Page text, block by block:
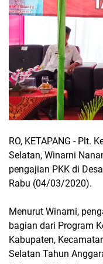
RO, KETAPANG - Plt.
Selatan, Winarni
pengajian PKK di
Rabu (04/03/2020).
Menurut Winarni,
bagian dari Program
Kabupaten,
Selatan Tahun